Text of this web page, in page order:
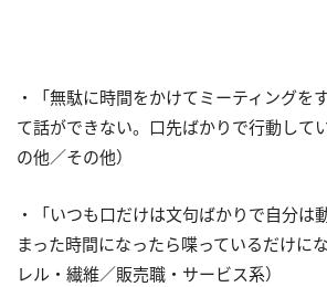
・「無駄に時間をかけてミーティングを
て話ができない。口先ばかりで行動して
の他／その他）
・「いつも口だけは文句ばかりで自分は
まった時間になったら喋っているだけに
レル・繊維／販売職・サービス系）